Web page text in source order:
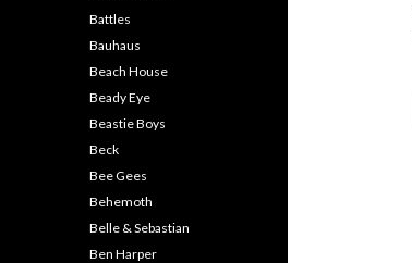
Battles
Bauhaus
Beach House
Beady Eye
Beastie Boys
Beck
Bee Gees
Behemoth
Belle & Sebastian
Ben Harper